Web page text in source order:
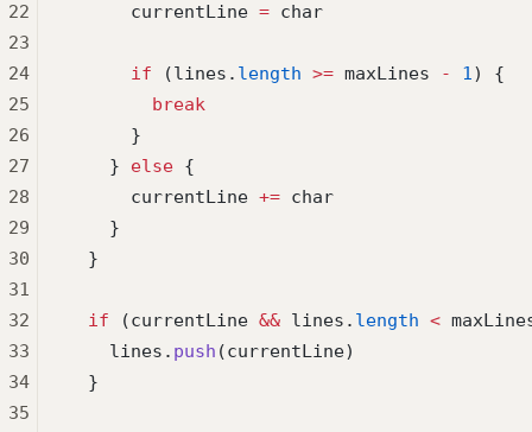
      currentLine
= char
      if
(lines. length >= maxLines - 1) {
        break
      }
    }
else {
      currentLine
+= char
    }
  }
  if
(currentLine && lines. length <
    lines.
push (currentLine)
  }
22
23
24
25
26
27
28
29
30
31
32
33
34
35